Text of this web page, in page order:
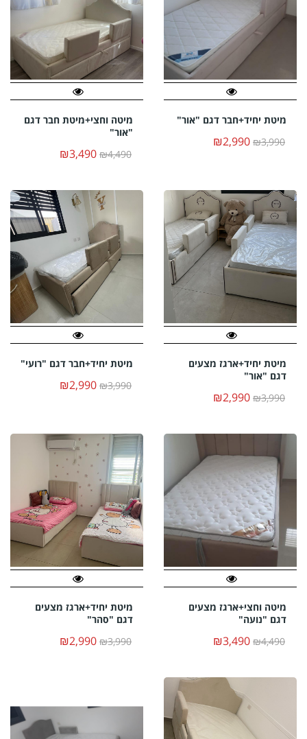
מיטת יחיד+חבר דגם "אור"
₪3,990
₪2,990
מיטה וחצי+מיטת חבר דגם
"אור"
₪4,490
₪3,490
מיטת יחיד+ארגז מצעים
דגם "אור"
₪3,990
₪2,990
מיטת יחיד+חבר דגם "רועי"
₪3,990
₪2,990
מיטה וחצי+ארגז מצעים
דגם "נועה"
₪4,490
₪3,490
מיטת יחיד+ארגז מצעים
דגם "סהר"
₪3,990
₪2,990